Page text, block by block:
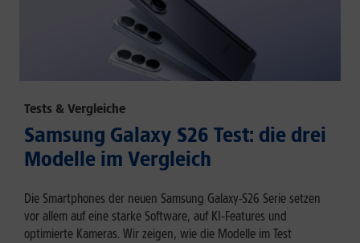
Tests & Vergleiche
Samsung Galaxy S26 Test: die drei
Modelle im Vergleich
Die Smartphones der neuen Samsung Galaxy-S26 Serie setzen
vor allem auf eine starke Software, auf KI‑Features und
optimierte Kameras. Wir zeigen, wie die Modelle im Test